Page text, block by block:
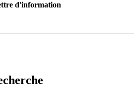
d'information